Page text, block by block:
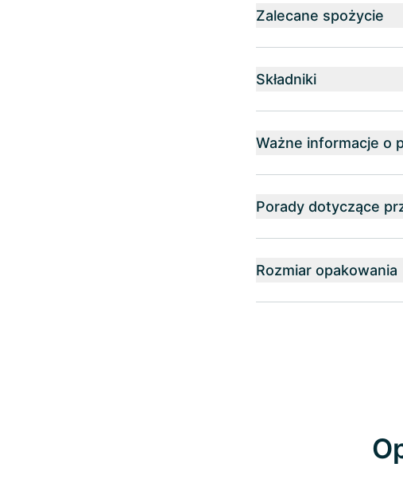
Zalecane spożycie
Składniki
Ważne informacje o
Porady dotyczące
Rozmiar opakowania